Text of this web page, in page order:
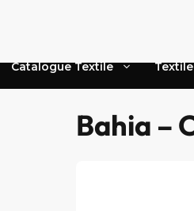
Catalogue Textile Textile
Bahia –